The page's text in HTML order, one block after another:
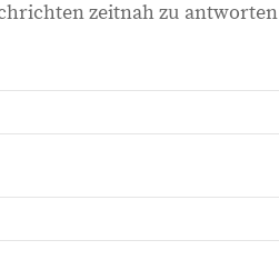
zeitnah zu antworten